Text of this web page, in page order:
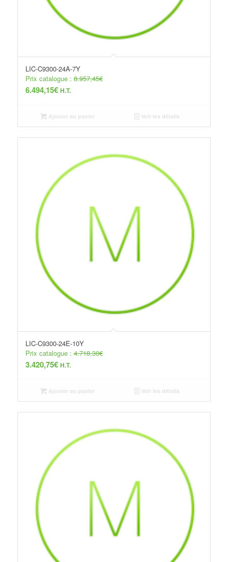
LIC-C9300-24A-7Y
Prix catalogue :8.957,45€
6.494,15€ H.T.
Ajouter au panier Voir les détails
LIC-C9300-24E-10Y
Prix catalogue :4.718,30€
3.420,75€ H.T.
Ajouter au panier Voir les détails